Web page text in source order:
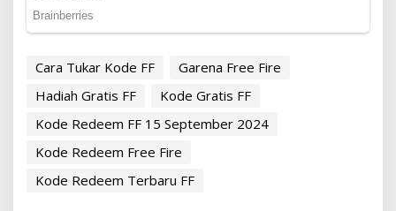
Cara Tukar Kode FF
Garena Free Fire
Hadiah Gratis FF
Kode Gratis FF
Kode Redeem FF 15 September 2024
Kode Redeem Free Fire
Kode Redeem Terbaru FF